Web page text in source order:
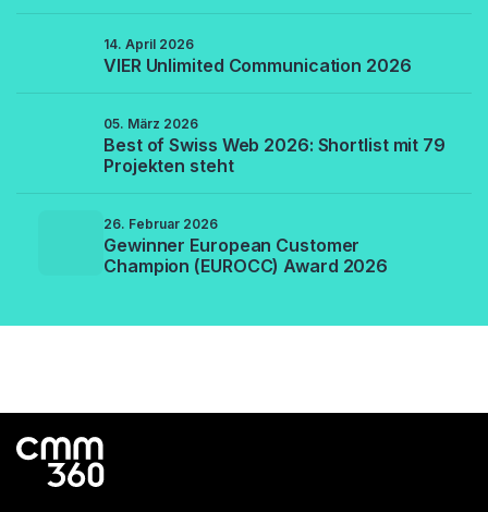
14. April 2026
VIER Unlimited Communication 2026
05. März 2026
Best of Swiss Web 2026: Shortlist mit 79
Projekten steht
26. Februar 2026
Gewinner European Customer
Champion (EUROCC) Award 2026